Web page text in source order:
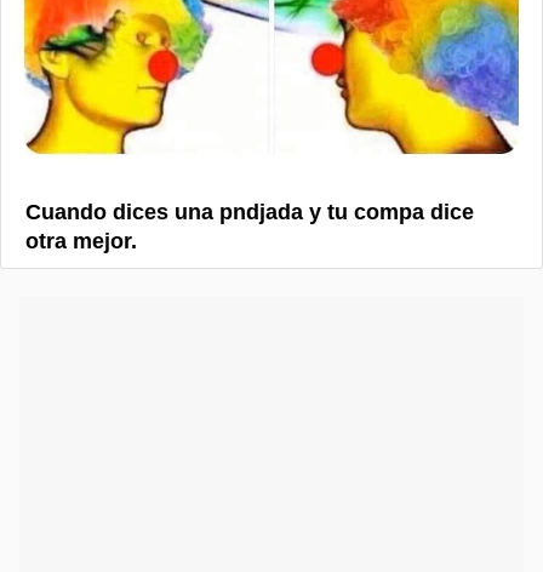
Cuando dices una pndjada y tu compa dice
otra mejor.